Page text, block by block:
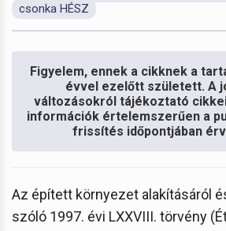
csonka HÉSZ
Figyelem, ennek a cikknek a
évvel ezelőtt született. A
változásokról tájékoztató
információk értelemszerűen a
frissítés időpontjában
Az épített környezet alakításáról
szóló 1997. évi LXXVIII. törvény